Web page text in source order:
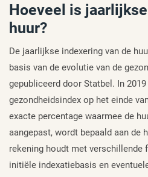
Hoeveel is
huur?
De jaarlijkse indexering van de
basis van de evolutie van de
gepubliceerd door Statbel. In
gezondheidsindex op het einde
exacte percentage waarmee de
aangepast, wordt bepaald aan de
rekening houdt met verschillende
initiële indexatiebasis en